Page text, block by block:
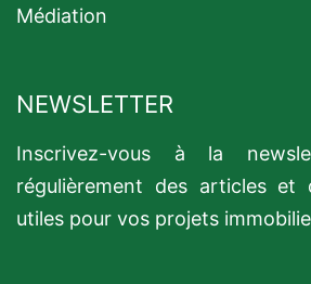
Médiation
NEWSLETTER
Inscrivez-vous à la
régulièrement des articles et
utiles pour vos projets